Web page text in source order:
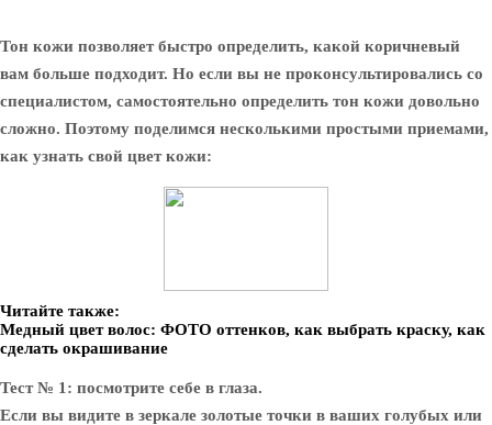
Тон кожи позволяет быстро определить, какой коричневый
вам больше подходит. Но если вы не проконсультировались со
специалистом, самостоятельно определить тон кожи довольно
сложно. Поэтому поделимся несколькими простыми приемами,
как узнать свой цвет кожи:
Читайте также:
Медный цвет волос: ФОТО оттенков, как выбрать краску, как
сделать окрашивание
Тест № 1: посмотрите себе в глаза.
Если вы видите в зеркале золотые точки в ваших голубых или